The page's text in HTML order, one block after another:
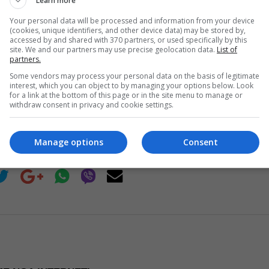
Austria shënon rekord të ri
termometri arrin në
Now
Your personal data will be processed and information from your device
(cookies, unique identifiers, and other device data) may be stored by,
accessed by and shared with 370 partners, or used specifically by this
site. We and our partners may use precise geolocation data. List of
partners.
Some vendors may process your personal data on the basis of legitimate
interest, which you can object to by managing your options below. Look
for a link at the bottom of this page or in the site menu to manage or
withdraw consent in privacy and cookie settings.
Consent
Manage options